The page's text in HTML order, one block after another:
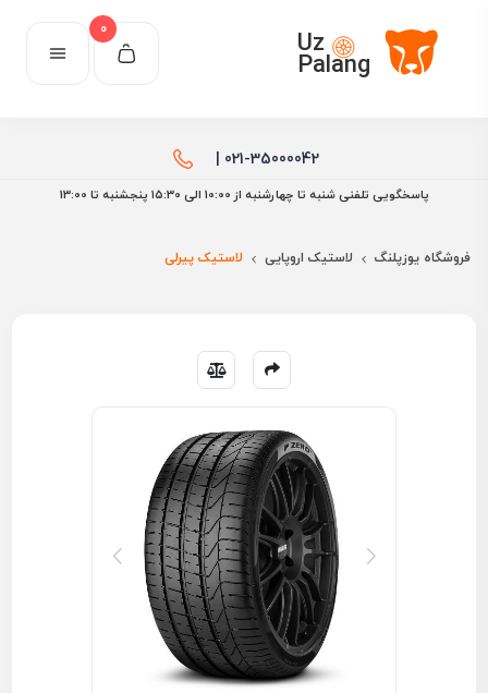
Uz
Palang
0
021-35000042 |
پاسخگویی تلفنی شنبه تا چهارشنبه از 10:00 الی ۱۵:30 پنجشنبه تا 13:00
فروشگاه یوزپلنگ لاستیک اروپایی لاستیک پیرلی